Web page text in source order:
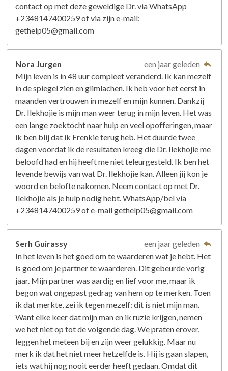
contact op met deze geweldige Dr. via WhatsApp
+2348147400259 of via zijn e-mail:
gethelp05@gmail.com
Nora Jurgen
een jaar geleden
Mijn leven is in 48 uur compleet veranderd. Ik kan mezelf
in de spiegel zien en glimlachen. Ik heb voor het eerst in
maanden vertrouwen in mezelf en mijn kunnen. Dankzij
Dr. Ilekhojie is mijn man weer terug in mijn leven. Het was
een lange zoektocht naar hulp en veel opofferingen, maar
ik ben blij dat ik Frenkie terug heb. Het duurde twee
dagen voordat ik de resultaten kreeg die Dr. Ilekhojie me
beloofd had en hij heeft me niet teleurgesteld. Ik ben het
levende bewijs van wat Dr. Ilekhojie kan. Alleen jij kon je
woord en belofte nakomen. Neem contact op met Dr.
Ilekhojie als je hulp nodig hebt. WhatsApp/bel via
+2348147400259 of e-mail gethelp05@gmail.com
Serh Guirassy
een jaar geleden
In het leven is het goed om te waarderen wat je hebt. Het
is goed om je partner te waarderen. Dit gebeurde vorig
jaar. Mijn partner was aardig en lief voor me, maar ik
begon wat ongepast gedrag van hem op te merken. Toen
ik dat merkte, zei ik tegen mezelf: dit is niet mijn man.
Want elke keer dat mijn man en ik ruzie krijgen, nemen
we het niet op tot de volgende dag. We praten erover,
leggen het meteen bij en zijn weer gelukkig. Maar nu
merk ik dat het niet meer hetzelfde is. Hij is gaan slapen,
iets wat hij nog nooit eerder heeft gedaan. Omdat dit